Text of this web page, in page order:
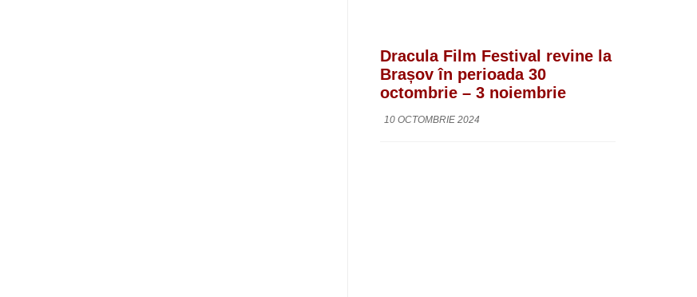
Dracula Film Festival revine la
Brașov în perioada 30
octombrie – 3 noiembrie
10 OCTOMBRIE 2024